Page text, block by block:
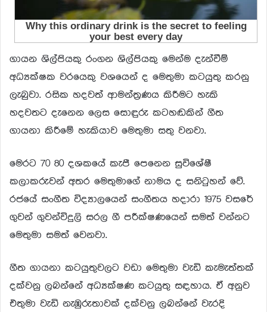
ගායන ශිල්පියකු රංගන ශිල්පියකු මෙන්ම දැන්වීම්
අධ්‍යක්ෂක වරයෙකු වශයෙන් ද මෙතුමා කටයුතු කරනු
ලැබුවා. රසික හදවත් ආමන්ත්‍රණය කිරීමට හැකි
හදවතට දැනෙන ලෙස සොඳුරු කටහඬකින් ගීත
ගායනා කිරීමේ හැකියාව මෙතුමා සතු වනවා.
මෙරට 70 80 දශකයේ කැපී පෙනෙන සුවිශේෂී
කලාකරුවන් අතර මෙතුමාගේ නාමය ද සනිටුහන් වේ.
රජයේ සංගීත විද්‍යාලයෙන් සංගීතය හදාරා 1975 වසරේ
ගුවන් ගුවන්විදුලි සරල ගී පරීක්ෂණයෙන් සමත් වන්නට
මෙතුමා සමත් වෙනවා.
ගීත ගායනා කටයුතුවලට වඩා මෙතුමා වැඩි කැමැත්තක්
දක්වනු ලබන්නේ අධ්‍යක්ෂණ කටයුතු සඳහාය. ඒ අනුව
එතුමා වැඩි නැඹුරුතාවක් දක්වනු ලබන්නේ වැරදි